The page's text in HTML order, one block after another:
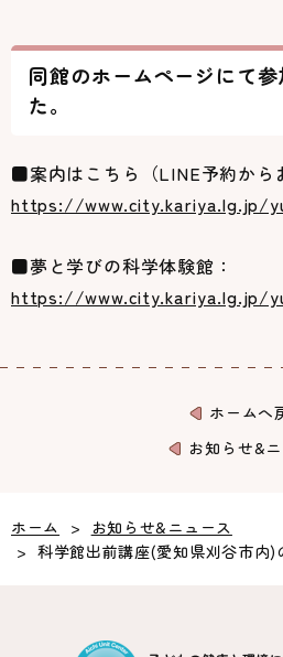
同館のホームページにて
た。
■案内はこちら（LINE予約から
https://www.city.kariya.lg.jp/
■夢と学びの科学体験館：
https://www.city.kariya.lg.jp/
お知らせ&
ホームへ
ホーム > お知らせ&ニュース
> 科学館出前講座(愛知県刈谷市内)